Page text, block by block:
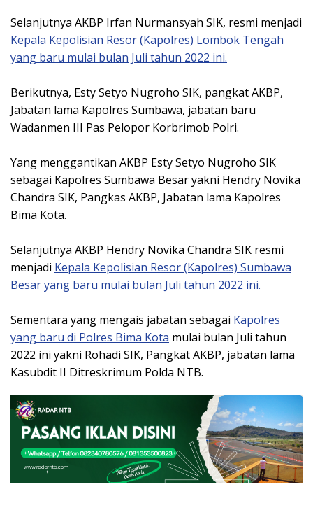
Selanjutnya AKBP Irfan Nurmansyah SIK, resmi menjadi
Kepala Kepolisian Resor (Kapolres) Lombok Tengah
yang baru mulai bulan Juli tahun 2022 ini.
Berikutnya, Esty Setyo Nugroho SIK, pangkat AKBP,
Jabatan lama Kapolres Sumbawa, jabatan baru
Wadanmen III Pas Pelopor Korbrimob Polri.
Yang menggantikan AKBP Esty Setyo Nugroho SIK
sebagai Kapolres Sumbawa Besar yakni Hendry Novika
Chandra SIK, Pangkas AKBP, Jabatan lama Kapolres
Bima Kota.
Selanjutnya AKBP Hendry Novika Chandra SIK resmi
menjadi Kepala Kepolisian Resor (Kapolres) Sumbawa
Besar yang baru mulai bulan Juli tahun 2022 ini.
Sementara yang mengais jabatan sebagai Kapolres
yang baru di Polres Bima Kota mulai bulan Juli tahun
2022 ini yakni Rohadi SIK, Pangkat AKBP, jabatan lama
Kasubdit II Ditreskrimum Polda NTB.